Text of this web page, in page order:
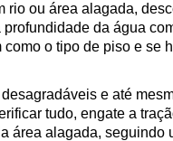
rio ou área alagada,
da água
como o tipo de piso e se
e até
tudo, engate a
área alagada, seguindo